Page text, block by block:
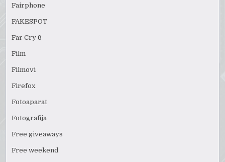
Fairphone
FAKESPOT
Far Cry 6
Film
Filmovi
Firefox
Fotoaparat
Fotografija
Free giveaways
Free weekend